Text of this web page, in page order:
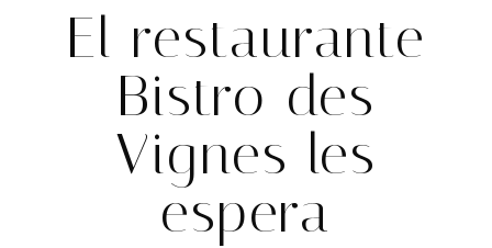
El restaurante
Bistro des
Vignes les
espera